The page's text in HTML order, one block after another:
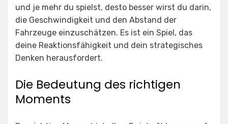
und je mehr du spielst, desto besser wirst du darin,
die Geschwindigkeit und den Abstand der
Fahrzeuge einzuschätzen. Es ist ein Spiel, das
deine Reaktionsfähigkeit und dein strategisches
Denken herausfordert.
Die Bedeutung des richtigen
Moments